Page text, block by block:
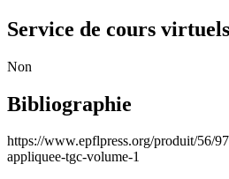
Service de cours
Non
Bibliographie
https://www.epflpress.org/produit/56/
appliquee-tgc-volume-1